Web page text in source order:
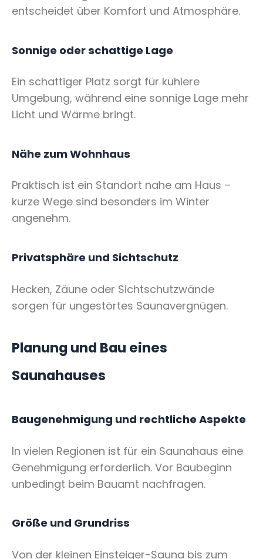
entscheidet über Komfort und Atmosphäre.
Sonnige oder schattige Lage
Ein schattiger Platz sorgt für kühlere
Umgebung, während eine sonnige Lage mehr
Licht und Wärme bringt.
Nähe zum Wohnhaus
Praktisch ist ein Standort nahe am Haus –
kurze Wege sind besonders im Winter
angenehm.
Privatsphäre und Sichtschutz
Hecken, Zäune oder Sichtschutzwände
sorgen für ungestörtes Saunavergnügen.
Planung und Bau eines
Saunahauses
Baugenehmigung und rechtliche Aspekte
In vielen Regionen ist für ein Saunahaus eine
Genehmigung erforderlich. Vor Baubeginn
unbedingt beim Bauamt nachfragen.
Größe und Grundriss
Von der kleinen Einsteiger-Sauna bis zum